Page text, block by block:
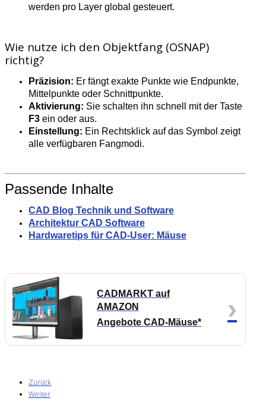
werden pro Layer global gesteuert.
Wie nutze ich den Objektfang (OSNAP)
richtig?
Präzision: Er fängt exakte Punkte wie Endpunkte,
Mittelpunkte oder Schnittpunkte.
Aktivierung: Sie schalten ihn schnell mit der Taste
F3 ein oder aus.
Einstellung: Ein Rechtsklick auf das Symbol zeigt
alle verfügbaren Fangmodi.
Passende Inhalte
CAD Blog Technik und Software
Architektur CAD Software
Hardwaretips für CAD-User: Mäuse
CADMARKT auf
AMAZON
Angebote CAD-Mäuse*
›
Zurück
Weiter